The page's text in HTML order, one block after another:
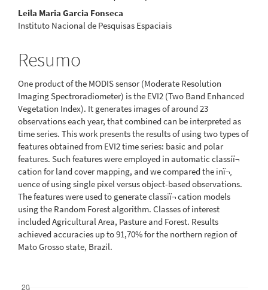
Leila Maria Garcia Fonseca
Instituto Nacional de Pesquisas Espaciais
Resumo
One product of the MODIS sensor (Moderate Resolution
Imaging Spectroradiometer) is the EVI2 (Two Band Enhanced
Vegetation Index). It generates images of around 23
observations each year, that combined can be interpreted as
time series. This work presents the results of using two types of
features obtained from EVI2 time series: basic and polar
features. Such features were employed in automatic classiï¬
cation for land cover mapping, and we compared the inï¬‚
uence of using single pixel versus object-based observations.
The features were used to generate classiï¬ cation models
using the Random Forest algorithm. Classes of interest
included Agricultural Area, Pasture and Forest. Results
achieved accuracies up to 91,70% for the northern region of
Mato Grosso state, Brazil.